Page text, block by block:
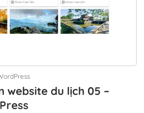
website du lịch 05 –